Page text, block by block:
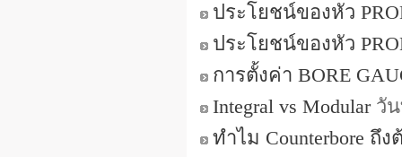
ประโยชน์ของหัว
ประโยชน์ของหัว
การตั้งค่า BORE
Integral vs Modularวัน
ทำไม Counterbore ถึ